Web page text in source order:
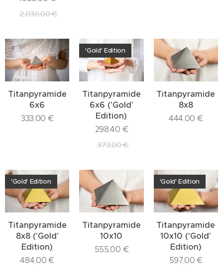
2.030,00€
Titanpyramide
6x6
333,00 €
Titanpyramide
6x6 ('Gold'
Edition)
'Gold' Edition
298,40 €
373,00€
Titanpyramide
8x8
444,00 €
Titanpyramide
8x8 ('Gold'
Edition)
'Gold' Edition
484,00 €
Titanpyramide
10x10
555,00 €
Titanpyramide
10x10 ('Gold'
Edition)
'Gold' Edition
597,00 €